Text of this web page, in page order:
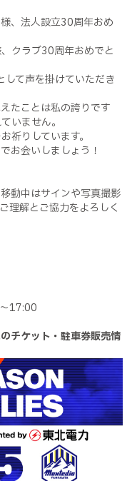
、法人設立30周年おめ
クラブ30周年おめでと
して声を掛けていただき
たことは私の誇りです
いません。
祈りしています。
お会いしましょう！
動中はサインや写真撮影
理解とご協力をよろしく
17:00
チケット・駐車券販売情